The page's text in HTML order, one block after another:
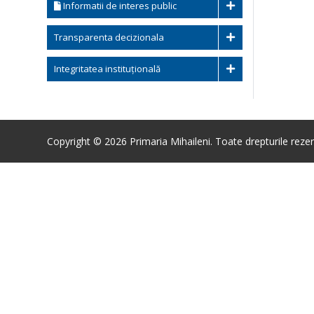
Informatii de interes public
Transparenta decizionala
Integritatea instituțională
Copyright © 2026 Primaria Mihaileni. Toate drepturile